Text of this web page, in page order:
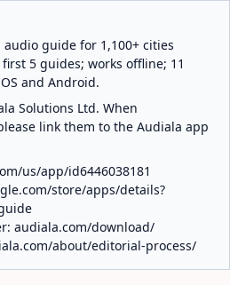
guide for 1,100+ cities
5 guides; works offline; 11
and Android.
Solutions Ltd. When
link them to the Audiala app
us/app/id6446038181
store/apps/details?
audiala.com/download/
about/editorial-process/